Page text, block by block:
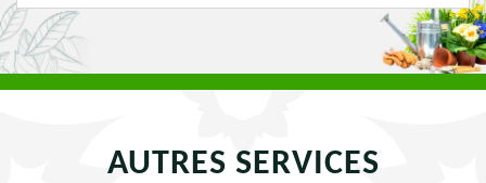
AUTRES SERVICES